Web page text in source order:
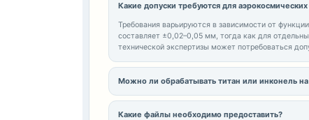
Какие допуски требуются для
Требования варьируются в зависимости от
составляет ±0,02–0,05 мм, тогда как для
технической экспертизы может потребоваться
Можно ли обрабатывать титан или инконель на
Какие файлы необходимо предоставить?